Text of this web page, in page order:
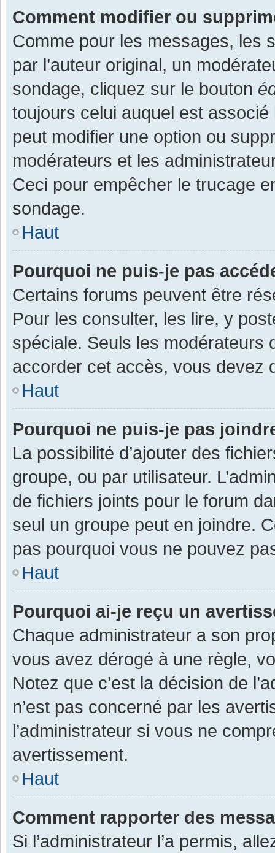
Comment modifier ou
Comme pour les messages, les
par l’auteur original, un
sondage, cliquez sur le bouton
toujours celui auquel est associé
peut modifier une option ou
modérateurs et les
Ceci pour empêcher le trucage
sondage.
Haut
Pourquoi ne puis-je pas
Certains forums peuvent être
Pour les consulter, les lire, y
spéciale. Seuls les modérateurs
accorder cet accès, vous devez
Haut
Pourquoi ne puis-je pas
La possibilité d’ajouter des
groupe, ou par utilisateur.
de fichiers joints pour le forum
seul un groupe peut en joindre.
pas pourquoi vous ne pouvez
Haut
Pourquoi ai-je reçu un
Chaque administrateur a son
vous avez dérogé à une règle,
Notez que c’est la décision de
n’est pas concerné par les
l’administrateur si vous ne
avertissement.
Haut
Comment rapporter des
Si l’administrateur l’a permis,